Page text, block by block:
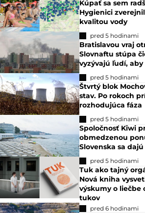
Kúpať sa sem
Hygienici
kvalitou vody
pred 5 hodinami
Bratislavou vraj
Slovnaftu stúpa
vyzývajú ľudí,
pred 5 hodinami
Štvrtý blok
stav. Po rokoch
rozhodujúca fáza
pred 5 hodinami
Spoločnosť Kiwi
obmedzenou
Slovenska sa
pred 5 hodinami
Tuk ako tajný
Nová kniha
výskumy o liečbe
tukov
pred 6 hodinami